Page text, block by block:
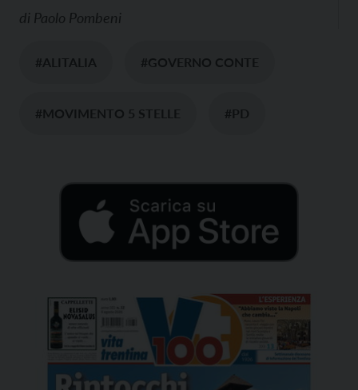
di Paolo Pombeni
#ALITALIA #GOVERNO CONTE
#MOVIMENTO 5 STELLE #PD